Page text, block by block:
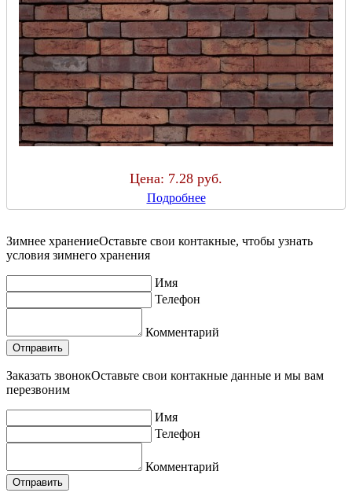
Цена: 7.28 руб.
Подробнее
Зимнее хранениеОставьте свои контакные, чтобы узнать
условия зимнего хранения
Имя
Телефон
Комментарий
Заказать звонокОставьте свои контакные данные и мы вам
перезвоним
Имя
Телефон
Комментарий